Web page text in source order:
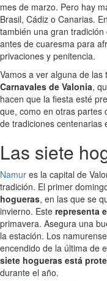
mes de marzo. Pero hay
Brasil, Cádiz o Canarias.
también una gran
antes de cuaresma para
privaciones y penitencia.
Vamos a ver alguna de
Carnavales de Valonia,
hacen que la fiesta esté
que, como en otras partes
de tradiciones centenarias
Las siete
Namur es la capital de
tradición. El primer
hogueras, en las que se
invierno. Este representa
primavera. Asegura una
la estación. Los
encendido de la última de
siete hogueras está
durante el año.